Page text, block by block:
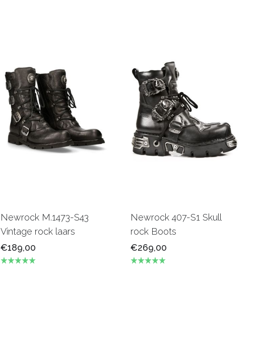
Newrock M.1473-S43
Vintage rock laars
€189,00
Newrock 407-S1 Skull
rock Boots
€269,00